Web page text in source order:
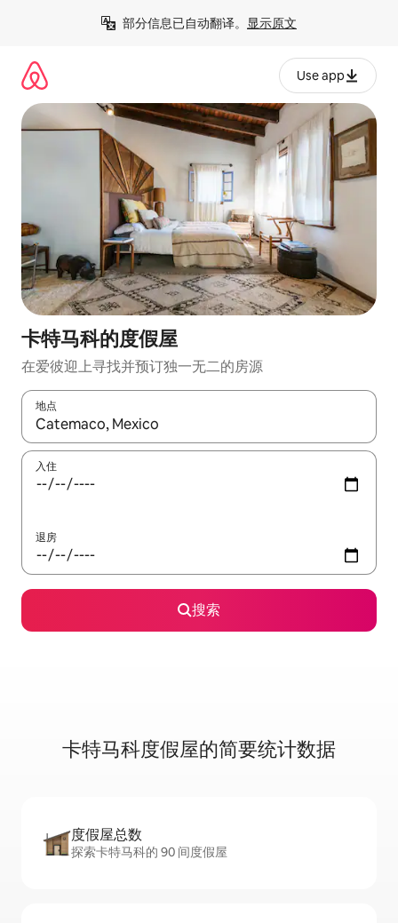
部分信息已自动翻译。 显示原文
Use app
卡特马科的度假屋
在爱彼迎上寻找并预订独一无二的房源
地点
如有搜索结果，请使用上下方向键查看，或通过点击或滑动手势
入住
退房
搜索
卡特马科度假屋的简要统计数据
度假屋总数
探索卡特马科的 90 间度假屋